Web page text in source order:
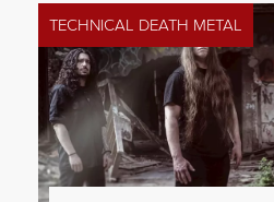
TECHNICAL DEATH METAL